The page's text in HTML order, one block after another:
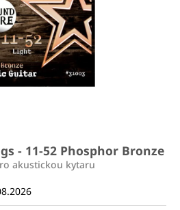
- 11-52 Phosphor Bronze
akustickou kytaru